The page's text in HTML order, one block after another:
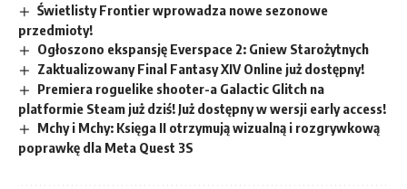
Świetlisty Frontier wprowadza nowe sezonowe
przedmioty!
Ogłoszono ekspansję Everspace 2: Gniew Starożytnych
Zaktualizowany Final Fantasy XIV Online już dostępny!
Premiera roguelike shooter-a Galactic Glitch na
platformie Steam już dziś! Już dostępny w wersji early access!
Mchy i Mchy: Księga II otrzymują wizualną i rozgrywkową
poprawkę dla Meta Quest 3S